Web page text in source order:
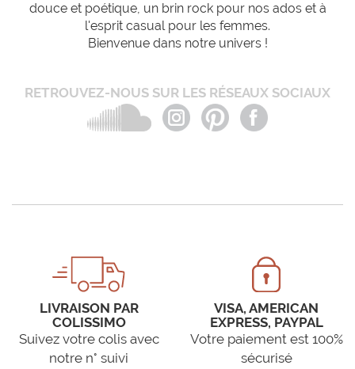
douce et poétique, un brin rock pour nos ados et à
l'esprit casual pour les femmes.
Bienvenue dans notre univers !
RETROUVEZ-NOUS SUR LES RÉSEAUX SOCIAUX
LIVRAISON PAR
COLISSIMO
Suivez votre colis avec
notre n° suivi
VISA, AMERICAN
EXPRESS, PAYPAL
Votre paiement est 100%
sécurisé